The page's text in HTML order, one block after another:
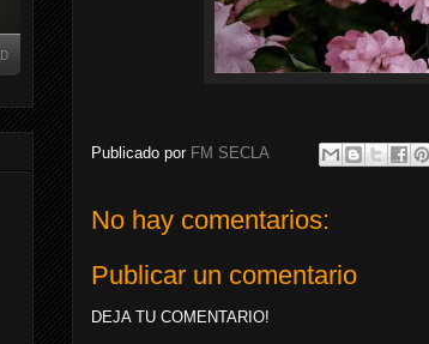
Publicado por FM SECLA
No hay comentarios:
Publicar un comentario
DEJA TU COMENTARIO!